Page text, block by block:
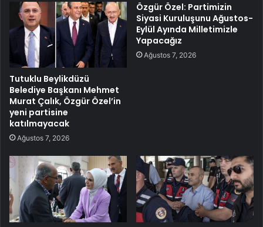
Tutuklu Beylikdüzü
Belediye Başkanı Mehmet
Murat Çalık, Özgür Özel’in
yeni partisine
katılmayacak
Ağustos 7, 2026
Özgür Özel: Partimizin
Siyasi Kuruluşunu Ağustos-
Eylül Ayında Milletimizle
Yapacağız
Ağustos 7, 2026